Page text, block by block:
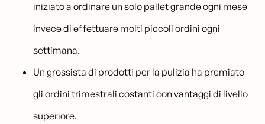
iniziato a ordinare un solo pallet grande ogni mese
invece di effettuare molti piccoli ordini ogni
settimana.
Un grossista di prodotti per la pulizia ha premiato
gli ordini trimestrali costanti con vantaggi di livello
superiore.